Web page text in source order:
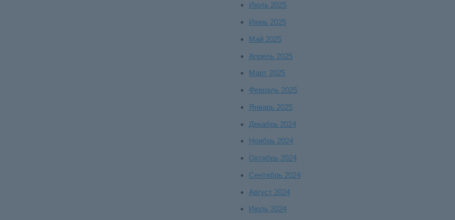
Июль 2025
Июнь 2025
Май 2025
Апрель 2025
Март 2025
Февраль 2025
Январь 2025
Декабрь 2024
Ноябрь 2024
Октябрь 2024
Сентябрь 2024
Август 2024
Июль 2024